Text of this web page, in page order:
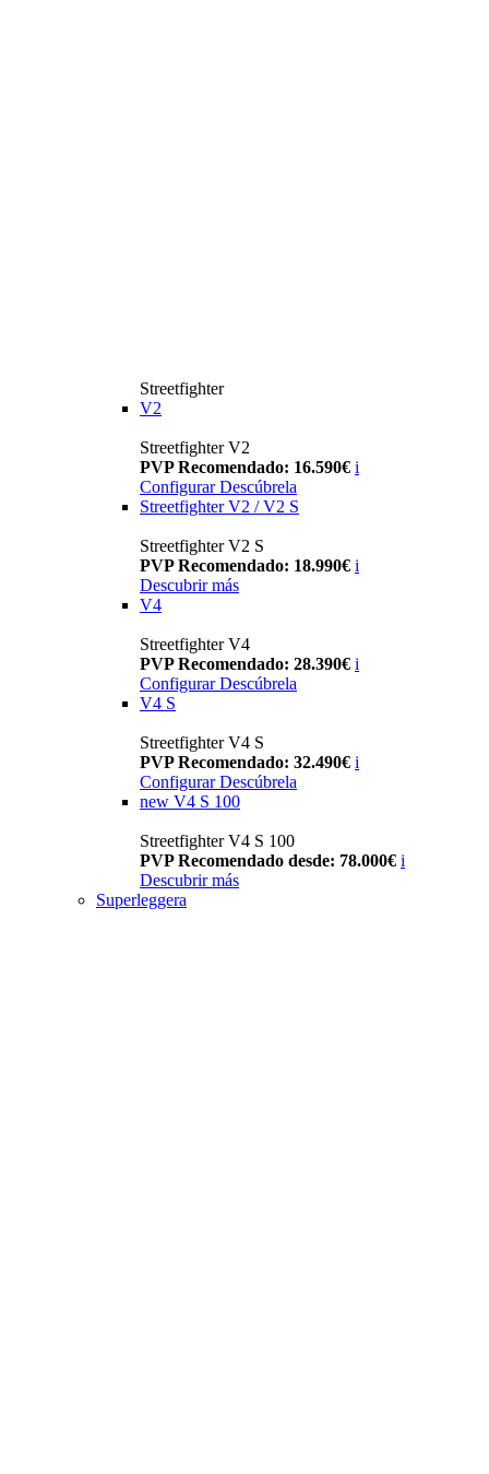
Streetfighter
V2
Streetfighter V2
PVP Recomendado: 16.590€ i
Configurar Descúbrela
Streetfighter V2 / V2 S
Streetfighter V2 S
PVP Recomendado: 18.990€ i
Descubrir más
V4
Streetfighter V4
PVP Recomendado: 28.390€ i
Configurar Descúbrela
V4 S
Streetfighter V4 S
PVP Recomendado: 32.490€ i
Configurar Descúbrela
new V4 S 100
Streetfighter V4 S 100
PVP Recomendado desde: 78.000€ i
Descubrir más
Superleggera